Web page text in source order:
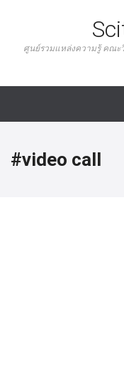
ศูนย์รวมแหล่งความรู้ คณะ
#video call